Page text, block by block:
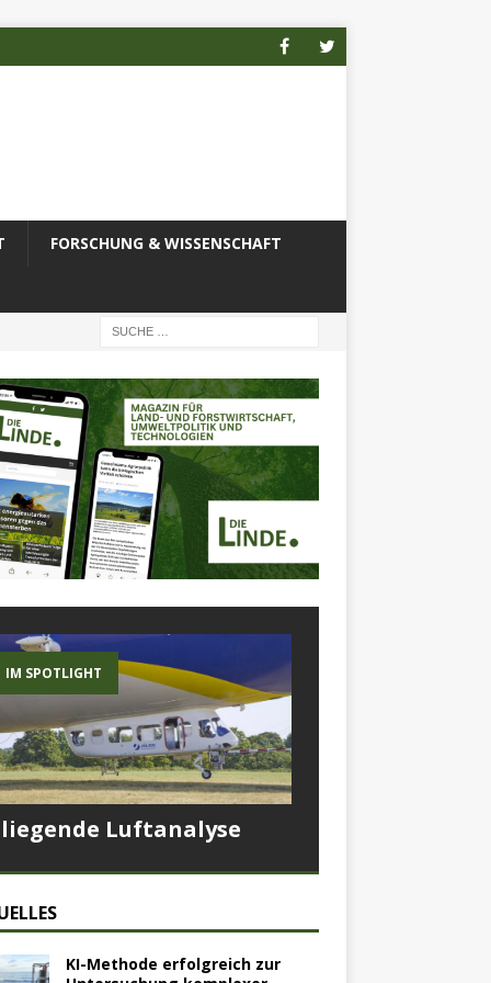
FORSCHUNG & WISSENSCHAFT
IM SPOTLIGHT
Luftanalyse
KI-Methode erfolgreich zur